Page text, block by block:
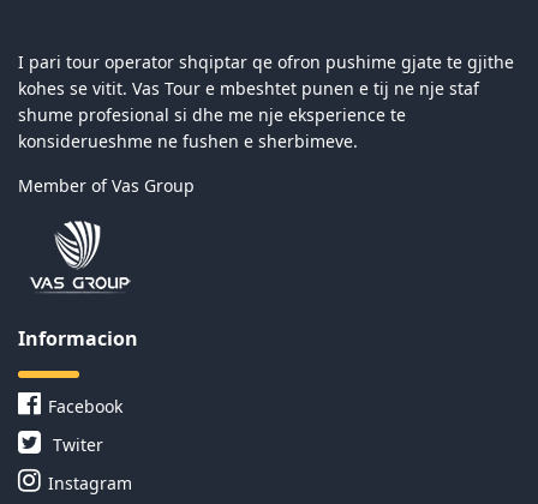
I pari tour operator shqiptar qe ofron pushime gjate te gjithe
kohes se vitit. Vas Tour e mbeshtet punen e tij ne nje staf
shume profesional si dhe me nje eksperience te
konsiderueshme ne fushen e sherbimeve.
Member of Vas Group
Informacion
Facebook
Twiter
Instagram